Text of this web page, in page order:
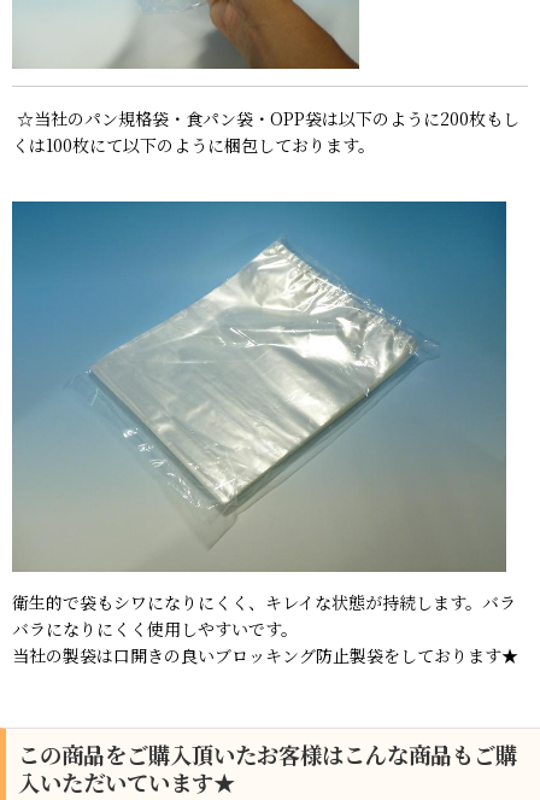
☆当社のパン規格袋・食パン袋・OPP袋は以下のように200枚もし
くは100枚にて以下のように梱包しております。
衛生的で袋もシワになりにくく、キレイな状態が持続します。バラ
バラになりにくく使用しやすいです。
当社の製袋は口開きの良いブロッキング防止製袋をしております★
この商品をご購入頂いたお客様はこんな商品もご購
入いただいています★